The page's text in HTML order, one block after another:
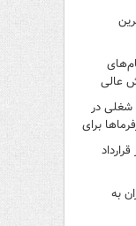
عالی
شغلی در
برای
به